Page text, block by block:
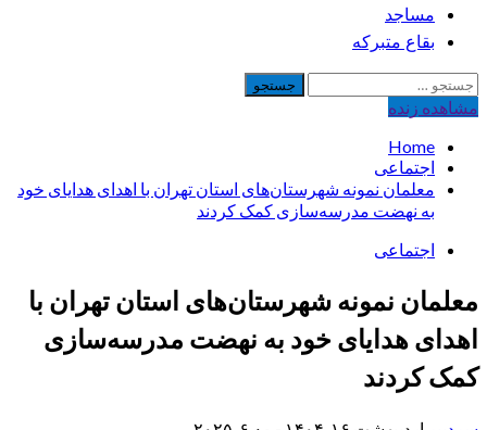
مساجد
بقاع متبرکه
جستجو
برای:
مشاهده‌ زنده
Home
اجتماعی
معلمان نمونه شهرستان‌های استان تهران با اهدای هدایای خود
به نهضت مدرسه‌سازی کمک کردند
اجتماعی
معلمان نمونه شهرستان‌های استان تهران با
اهدای هدایای خود به نهضت مدرسه‌سازی
کمک کردند